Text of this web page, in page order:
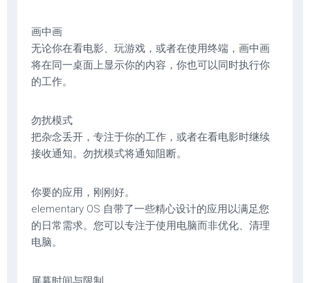
画中画
无论你在看电影、玩游戏，或者在使用终端，画中画
将在同一桌面上显示你的内容，你也可以同时执行你
的工作。
勿扰模式
把杂念丢开，专注于你的工作，或者在看电影时继续
接收通知。勿扰模式将通知阻断。
你要的应用，刚刚好。
elementary OS 自带了一些精心设计的应用以满足您
的日常需求。您可以专注于使用电脑而非优化、清理
电脑。